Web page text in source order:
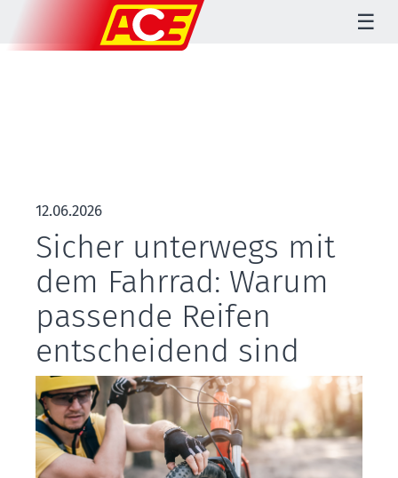
☰
12.06.2026
Sicher unterwegs mit
dem Fahrrad: Warum
passende Reifen
entscheidend sind